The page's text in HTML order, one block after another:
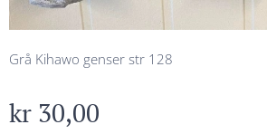
Grå Kihawo genser str 128
kr 30,00